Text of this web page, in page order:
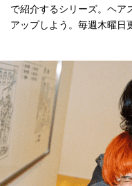
で紹介するシリーズ。ヘア
アップしよう。毎週木曜日